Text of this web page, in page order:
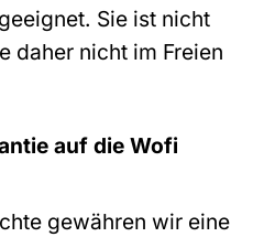
Sie ist nicht
daher nicht im Freien
auf die Wofi
gewähren wir eine